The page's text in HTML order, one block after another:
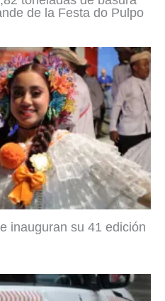
de la Festa do Pulpo
inauguran su 41 edición